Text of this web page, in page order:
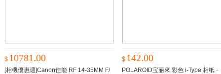
$ 10781.00
[相機優惠週]Canon佳能 RF 14-35MM F/
$ 142.00
POLAROID宝丽來 彩色 i-Type 相纸 -